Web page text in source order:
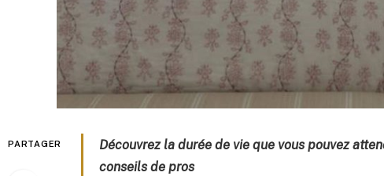
PARTAGER
Découvrez la durée de vie que vous pouvez
conseils de pros